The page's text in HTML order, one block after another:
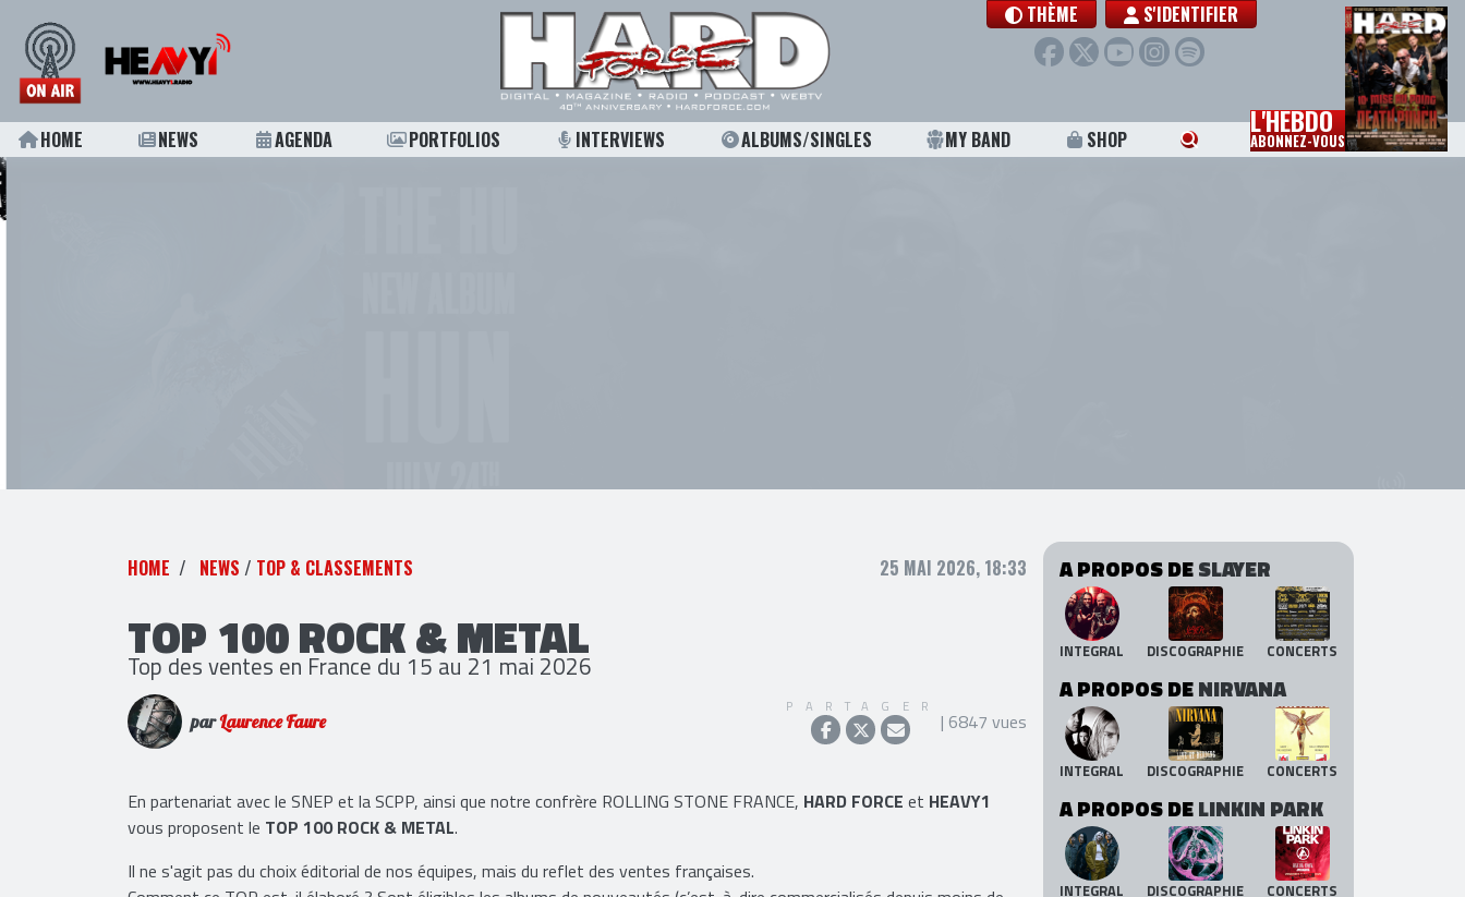
THÈME S'IDENTIFIER
HOME NEWS AGENDA PORTFOLIOS INTERVIEWS ALBUMS/SINGLES MY BAND SHOP L'HEBDO
ABONNEZ-VOUS
TOP 100 ROCK & METAL
Top des ventes en France du 15 au 21 mai 2026
PARTAGER
En partenariat avec le SNEP et la SCPP, ainsi que notre confrère ROLLING STONE FRANCE,
vous proposent leTOP 100 ROCK & METAL.
A PROPOS DESLAYER
INTEGRAL DISCOGRAPHIE CONCERTS
A PROPOS DENIRVANA
INTEGRAL DISCOGRAPHIE CONCERTS
A PROPOS DELINKIN PARK